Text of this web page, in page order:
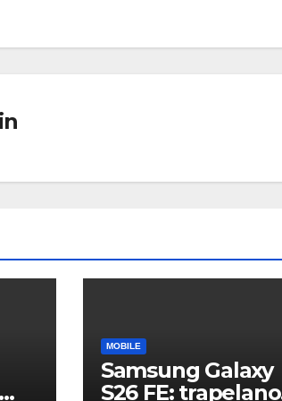
MOBILE
Samsung Galaxy
S26 FE: trapelano